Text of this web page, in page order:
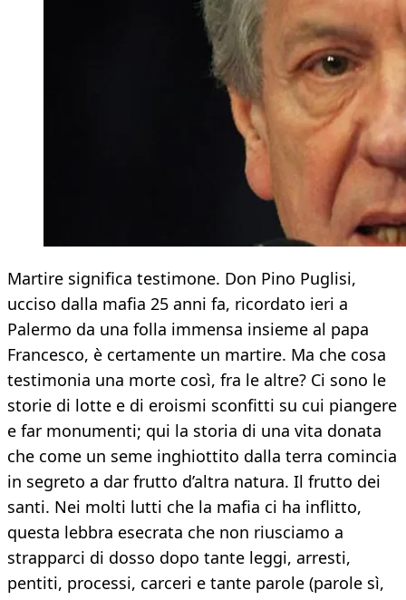
Martire significa testimone. Don Pino Puglisi,
ucciso dalla mafia 25 anni fa, ricordato ieri a
Palermo da una folla immensa insieme al papa
Francesco, è certamente un martire. Ma che cosa
testimonia una morte così, fra le altre? Ci sono le
storie di lotte e di eroismi sconfitti su cui piangere
e far monumenti; qui la storia di una vita donata
che come un seme inghiottito dalla terra comincia
in segreto a dar frutto d’altra natura. Il frutto dei
santi. Nei molti lutti che la mafia ci ha inflitto,
questa lebbra esecrata che non riusciamo a
strapparci di dosso dopo tante leggi, arresti,
pentiti, processi, carceri e tante parole (parole sì,